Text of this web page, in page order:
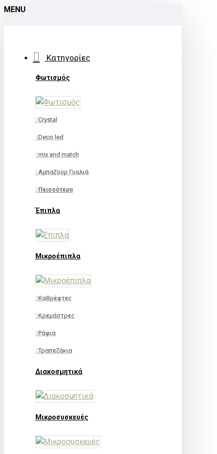
MENU
Κατηγορίες
Φωτισμός
Crystal
Deco led
mix and match
Αμπαζούρ Γυαλιά
Πεισσότερα
Έπιπλα
Μικροέπιπλα
Καθρέφτες
Κρεμάστρες
Ράφια
Τραπεζάκια
Διακοσμητικά
Μικροσυσκευές